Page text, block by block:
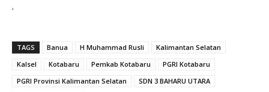
.
TAGS Banua H Muhammad Rusli
Kalimantan Selatan
Kalsel
Kotabaru Pemkab Kotabaru
PGRI Kotabaru
PGRI Provinsi Kalimantan Selatan
SDN 3 BAHARU UTARA